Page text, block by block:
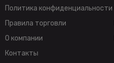
Политика конфиденциальности
Правила торговли
О компании
Контакты